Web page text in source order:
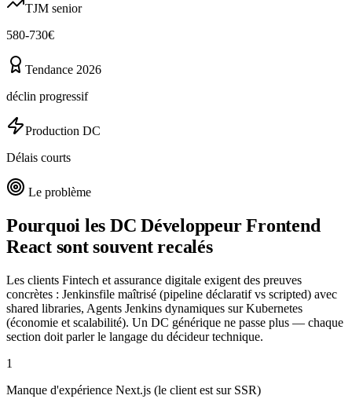
TJM senior
580-730€
Tendance 2026
déclin progressif
Production DC
Délais courts
Le problème
Pourquoi les DCDéveloppeur Frontend
Reactsont souvent recalés
Les clients Fintech et assurance digitale exigent des preuves
concrètes : Jenkinsfile maîtrisé (pipeline déclaratif vs scripted) avec
shared libraries, Agents Jenkins dynamiques sur Kubernetes
(économie et scalabilité). Un DC générique ne passe plus — chaque
section doit parler le langage du décideur technique.
1
Manque d'expérience Next.js (le client est sur SSR)